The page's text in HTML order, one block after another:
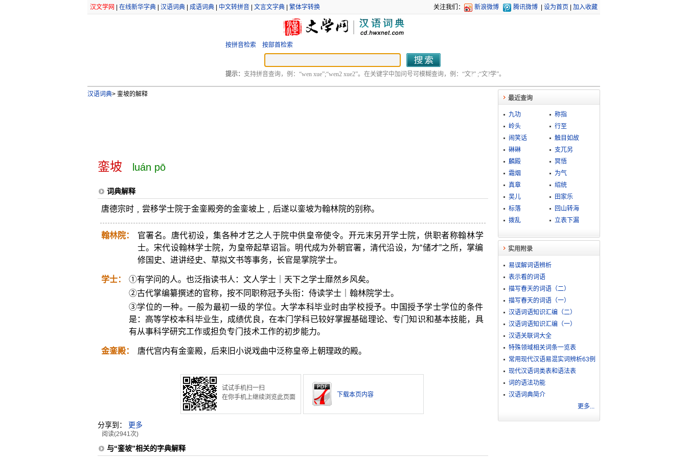
汉文学网 在线新华字典| 汉语词典| 成语词典| 中文转拼音| 文言文字典| 繁体字转换 关注我们： 新浪微博 腾讯微博 设为首页 加入收藏
按拼音检索 按部首检索
提示： 支持拼音查询，例：“wen xue”;“wen2 xue2”。在关键字中加问号可模糊查询，例：“文?” ;“文?学”。
汉语词典>銮坡的解释
銮坡 luán pō
词典解释
唐德宗时﹐尝移学士院于金銮殿旁的金銮坡上﹐后遂以銮坡为翰林院的别称。
翰林院：
官署名。唐代初设，集各种才艺之人于院中供皇帝使令。开元末另开学士院，供职者称翰林学
士。宋代设翰林学士院，为皇帝起草诏旨。明代成为外朝官署，清代沿设，为“储才”之所，掌编
修国史、进讲经史、草拟文书等事务，长官是掌院学士。
学士：
①有学问的人。也泛指读书人：文人学士｜天下之学士靡然乡风矣。
②古代掌编纂撰述的官称，按不同职称冠予头衔：侍读学士｜翰林院学士。
③学位的一种。一般为最初一级的学位。大学本科毕业时由学校授予。中国授予学士学位的条件
是：高等学校本科毕业生，成绩优良，在本门学科已较好掌握基础理论、专门知识和基本技能，具
有从事科学研究工作或担负专门技术工作的初步能力。
金銮殿： 唐代宫内有金銮殿，后来旧小说戏曲中泛称皇帝上朝理政的殿。
试试手机扫一扫
在你手机上继续浏览此页面
下载本页内容
分享到： 更多
阅读(2941次)
与“銮坡”相关的字典解释
最近查询
九功
称指
岭头
行至
闹笑话
触目如故
碄碄
支兀另
麟殿
冥悟
霜烟
为气
真章
绍统
吴儿
田家乐
标落
回山转海
拨乱
立表下漏
实用附录
易误解词语辨析
表示看的词语
描写春天的词语（二）
描写春天的词语（一）
汉语词语知识汇编（二）
汉语词语知识汇编（一）
汉语关联词大全
特殊领域相关词条一览表
常用现代汉语易混实词辨析63例
现代汉语词类表和语法表
词的语法功能
汉语词典简介
更多...